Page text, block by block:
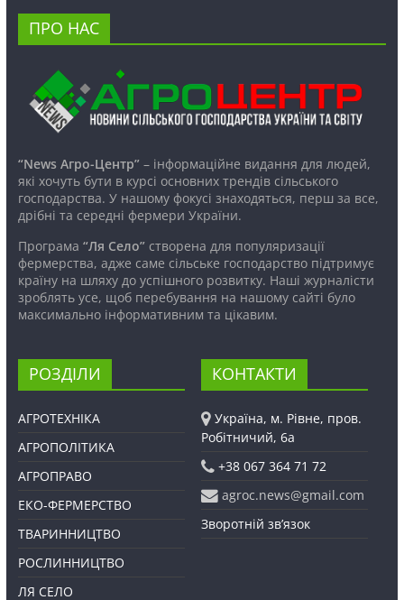
ПРО НАС
“News Агро-Центр”– інформаційне видання для людей,
які хочуть бути в курсі основних трендів сільського
господарства. У нашому фокусі знаходяться, перш за все,
дрібні та середні фермери України.
Програма “Ля Село”створена для популяризації
фермерства, адже саме сільське господарство підтримує
країну на шляху до успішного розвитку. Наші журналісти
зроблять усе, щоб перебування на нашому сайті було
максимально інформативним та цікавим.
РОЗДІЛИ
АГРОТЕХНІКА
АГРОПОЛІТИКА
АГРОПРАВО
ЕКО-ФЕРМЕРСТВО
ТВАРИННИЦТВО
РОСЛИННИЦТВО
ЛЯ СЕЛО
КОНТАКТИ
Україна, м. Рівне, пров.
Робітничий, 6а
+38 067 364 71 72
agroc.news@gmail.com
Зворотній зв’язок